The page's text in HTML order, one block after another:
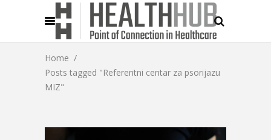
Home /
Posts tagged "Referentni centar za psorijazu
MIZ"